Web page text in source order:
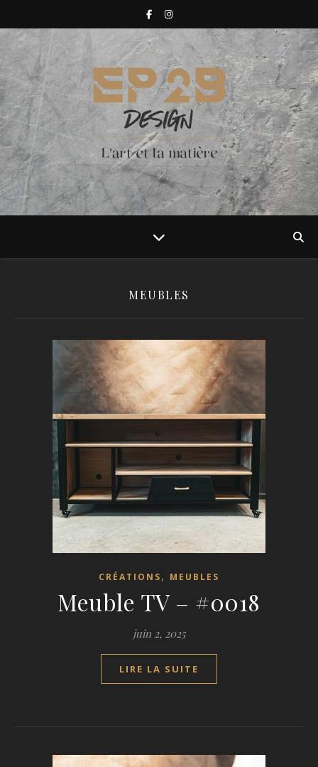
MEUBLES
CRÉATIONS, MEUBLES
Meuble TV – #0018
juin 2, 2025
LIRE LA SUITE